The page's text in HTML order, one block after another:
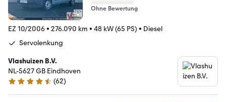
Ohne Bewertung
EZ 10/2006• 276.090 km • 48 kW (65 PS) • Diesel
Servolenkung
Vlashuizen B.V.
NL-5627 GB Eindhoven
4.7 Sterne
(62)